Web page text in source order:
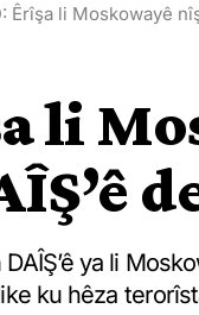
Êrîşa li Moskowayê
li
ya li
ku hêza